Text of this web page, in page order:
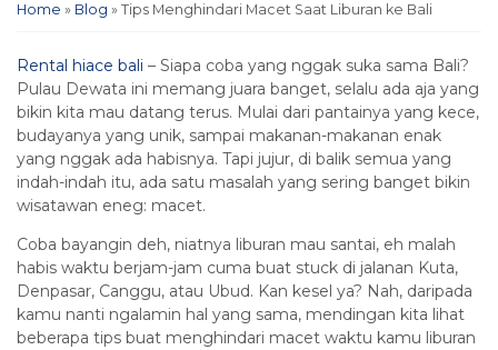
Home » Blog » Tips Menghindari Macet Saat Liburan ke Bali
Rental hiace bali – Siapa coba yang nggak suka sama Bali?
Pulau Dewata ini memang juara banget, selalu ada aja yang
bikin kita mau datang terus. Mulai dari pantainya yang kece,
budayanya yang unik, sampai makanan-makanan enak
yang nggak ada habisnya. Tapi jujur, di balik semua yang
indah-indah itu, ada satu masalah yang sering banget bikin
wisatawan eneg: macet.
Coba bayangin deh, niatnya liburan mau santai, eh malah
habis waktu berjam-jam cuma buat stuck di jalanan Kuta,
Denpasar, Canggu, atau Ubud. Kan kesel ya? Nah, daripada
kamu nanti ngalamin hal yang sama, mendingan kita lihat
beberapa tips buat menghindari macet waktu kamu liburan